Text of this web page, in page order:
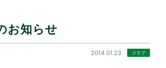
お知らせ
2014.01.23 クラブ